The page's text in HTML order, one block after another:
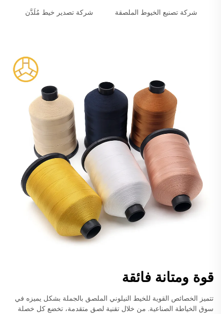
شركة تصنيع الخيوط الملصقة شركة تصدير خيط مُلَدَّن
قوة ومتانة فائقة
تتميز الخصائص القوية للخيط النيلوني الملصق بالجملة بشكل يميزه في
سوق الخياطة الصناعية. من خلال تقنية لصق متقدمة، تخضع كل خصلة